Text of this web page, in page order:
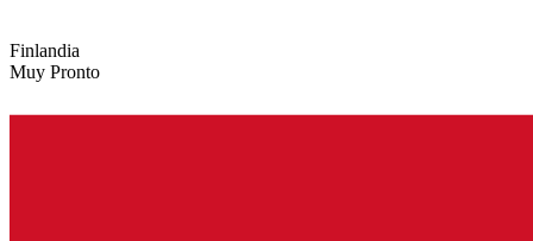
Finlandia
Muy Pronto